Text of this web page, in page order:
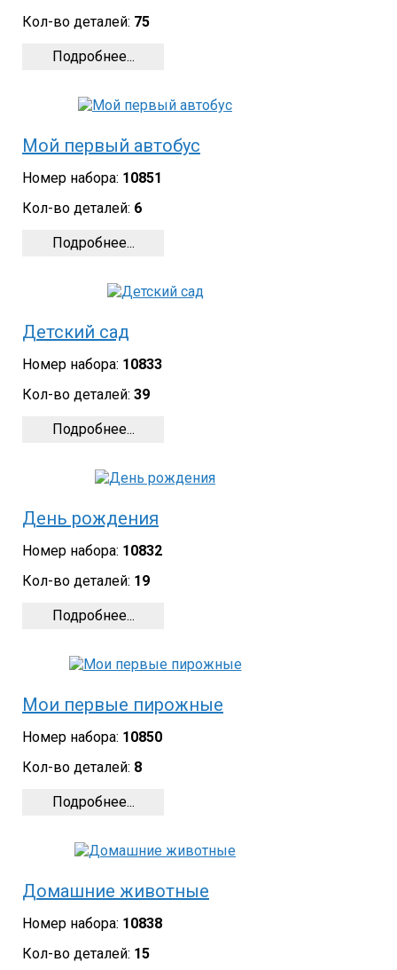
Кол-во деталей: 75
Подробнее...
Мой первый автобус
Номер набора: 10851
Кол-во деталей: 6
Подробнее...
Детский сад
Номер набора: 10833
Кол-во деталей: 39
Подробнее...
День рождения
Номер набора: 10832
Кол-во деталей: 19
Подробнее...
Мои первые пирожные
Номер набора: 10850
Кол-во деталей: 8
Подробнее...
Домашние животные
Номер набора: 10838
Кол-во деталей: 15